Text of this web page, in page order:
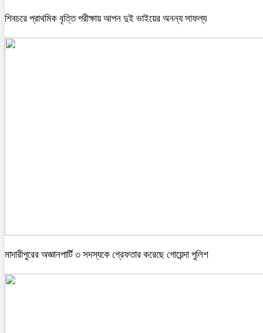
শিবচরে প্রাথমিক বৃত্তি পরীক্ষায় আপন দুই ভাইয়ের অনন্য সাফল্য
মাদারীপুরের অজ্ঞানপার্টি ৩ সদস্যকে গ্রেফতার করেছে গোয়েন্দা পুলিশ